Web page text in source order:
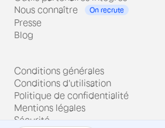
Nous connaître
On recrute
Presse
Blog
Conditions générales
Conditions d'utilisation
Politique de confidentialité
Mentions légales
Sécurité